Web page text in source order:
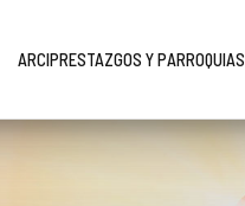
ARCIPRESTAZGOS Y PARROQUIAS